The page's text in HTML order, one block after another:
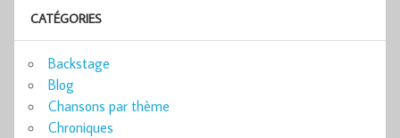
CATÉGORIES
Backstage
Blog
Chansons par thème
Chroniques